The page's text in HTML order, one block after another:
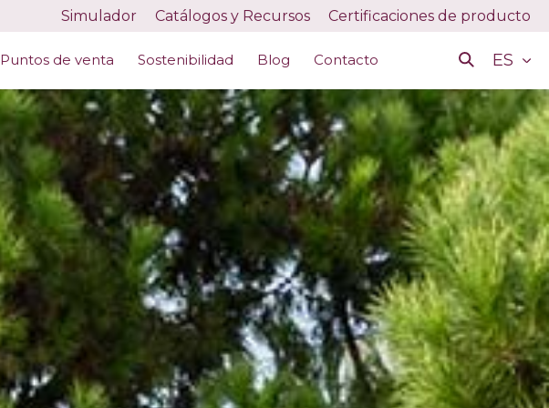
Simulador Catálogos y Recursos Certificaciones de producto
Puntos de venta Sostenibilidad Blog Contacto ES